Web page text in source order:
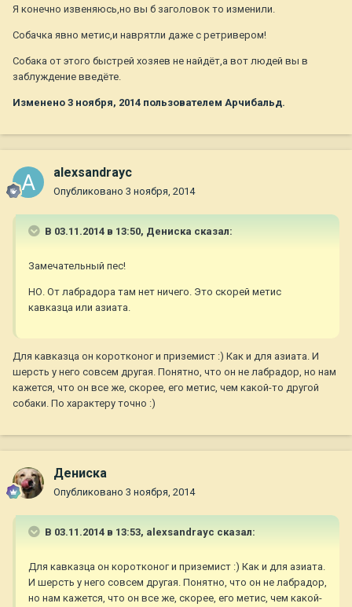
Я конечно извеняюсь,но вы б заголовок то изменили.
Собачка явно метис,и наврятли даже с ретривером!
Собака от этого быстрей хозяев не найдёт,а вот людей вы в
заблуждение введёте.
Изменено 3 ноября, 2014 пользователем Арчибальд.
alexsandrayc
Опубликовано 3 ноября, 2014
В 03.11.2014 в 13:50, Дениска сказал:
Замечательный пес!
НО. От лабрадора там нет ничего. Это скорей метис
кавказца или азиата.
Для кавказца он коротконог и приземист :) Как и для азиата. И
шерсть у него совсем другая. Понятно, что он не лабрадор, но нам
кажется, что он все же, скорее, его метис, чем какой-то другой
собаки. По характеру точно :)
Дениска
Опубликовано 3 ноября, 2014
В 03.11.2014 в 13:53, alexsandrayc сказал:
Для кавказца он коротконог и приземист :) Как и для азиата.
И шерсть у него совсем другая. Понятно, что он не лабрадор,
но нам кажется, что он все же, скорее, его метис, чем какой-